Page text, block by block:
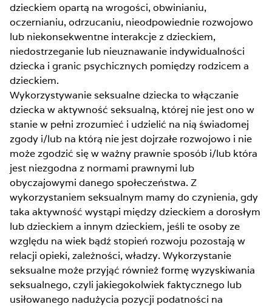
dzieckiem opartą na wrogości, obwinianiu,
oczernianiu, odrzucaniu, nieodpowiednie rozwojowo
lub niekonsekwentne interakcje z dzieckiem,
niedostrzeganie lub nieuznawanie indywidualności
dziecka i granic psychicznych pomiędzy rodzicem a
dzieckiem.
Wykorzystywanie seksualne dziecka to włączanie
dziecka w aktywność seksualną, której nie jest ono w
stanie w pełni zrozumieć i udzielić na nią świadomej
zgody i/lub na którą nie jest dojrzałe rozwojowo i nie
może zgodzić się w ważny prawnie sposób i/lub która
jest niezgodna z normami prawnymi lub
obyczajowymi danego społeczeństwa. Z
wykorzystaniem seksualnym mamy do czynienia, gdy
taka aktywność wystąpi między dzieckiem a dorosłym
lub dzieckiem a innym dzieckiem, jeśli te osoby ze
względu na wiek bądź stopień rozwoju pozostają w
relacji opieki, zależności, władzy. Wykorzystanie
seksualne może przyjąć również formę wyzyskiwania
seksualnego, czyli jakiegokolwiek faktycznego lub
usiłowanego nadużycia pozycji podatności na